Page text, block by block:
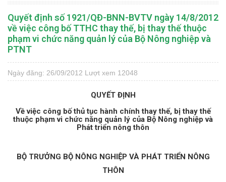
Quyết định số 1921/QĐ-BNN-BVTV ngày 14/8/2012
về việc công bố TTHC thay thế, bị thay thế thuộc
phạm vi chức năng quản lý của Bộ Nông nghiệp và
PTNT
Ngày đăng: 26/09/2012 Lượt xem 12048
QUYẾT ĐỊNH
Về việc công bố thủ tục hành chính thay thế, bị thay thế
thuộc phạm vi chức năng quản lý của Bộ Nông nghiệp và
Phát triển nông thôn
BỘ TRƯỞNG BỘ NÔNG NGHIỆP VÀ PHÁT TRIỂN NÔNG
THÔN